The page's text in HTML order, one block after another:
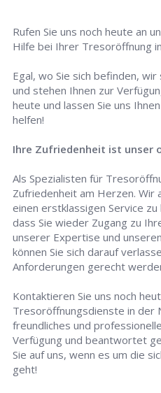
Rufen Sie uns noch heute an
Hilfe bei Ihrer Tresoröffnung
Egal, wo Sie sich befinden,
und stehen Ihnen zur
heute und lassen Sie uns
helfen!
Ihre Zufriedenheit ist unser
Als Spezialisten für
Zufriedenheit am Herzen. Wir
einen erstklassigen Service
dass Sie wieder Zugang zu
unserer Expertise und
können Sie sich darauf
Anforderungen gerecht
Kontaktieren Sie uns noch
Tresoröffnungsdienste in der
freundliches und
Verfügung und beantwortet
Sie auf uns, wenn es um die
geht!